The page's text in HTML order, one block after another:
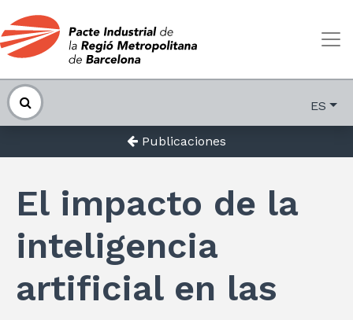
ES
Publicaciones
El impacto de la
inteligencia
artificial en las